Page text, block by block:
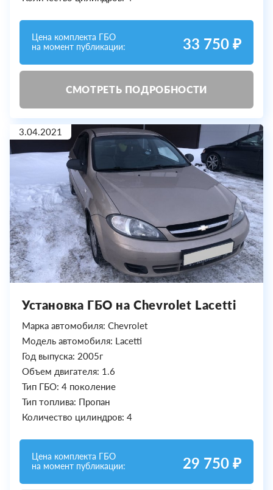
Цена комплекта ГБО
на момент публикации:
33 750 ₽
СМОТРЕТЬ ПОДРОБНОСТИ
3.04.2021
Установка ГБО на Chevrolet Lacetti
Марка автомобиля: Chevrolet
Модель автомобиля: Lacetti
Год выпуска: 2005г
Объем двигателя: 1.6
Тип ГБО: 4 поколение
Тип топлива: Пропан
Количество цилиндров: 4
Цена комплекта ГБО
на момент публикации:
29 750 ₽